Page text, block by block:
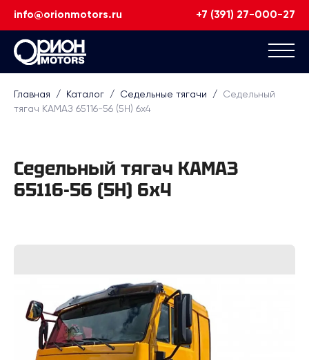
info@orionmotors.ru +7 (391) 27-000-27
Главная / Каталог / Седельные тягачи / Седельный
тягач КАМАЗ 65116-56 (5H) 6х4
Седельный тягач КАМАЗ
65116-56 (5H) 6х4